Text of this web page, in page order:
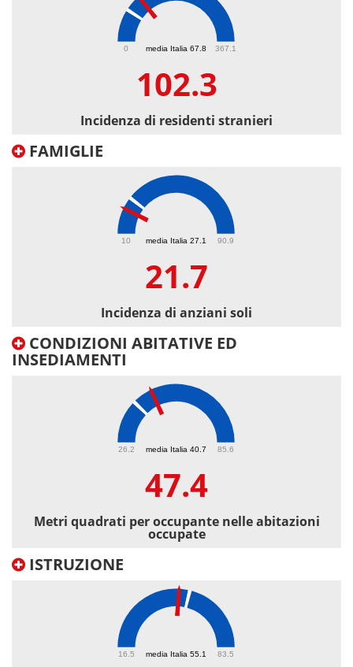
media Italia 67.8
0 367.1
102.3
Incidenza di residenti stranieri
FAMIGLIE
media Italia 27.1
10 90.9
21.7
Incidenza di anziani soli
CONDIZIONI ABITATIVE ED
INSEDIAMENTI
media Italia 40.7
26.2 85.6
47.4
Metri quadrati per occupante nelle abitazioni
occupate
ISTRUZIONE
media Italia 55.1
16.5 83.5